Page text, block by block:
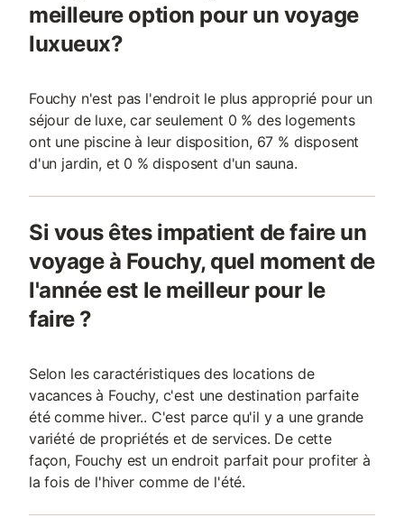
meilleure option pour un voyage
luxueux?
Fouchy n'est pas l'endroit le plus approprié pour un
séjour de luxe, car seulement 0 % des logements
ont une piscine à leur disposition, 67 % disposent
d'un jardin, et 0 % disposent d'un sauna.
Si vous êtes impatient de faire un
voyage à Fouchy, quel moment de
l'année est le meilleur pour le
faire ?
Selon les caractéristiques des locations de
vacances à Fouchy, c'est une destination parfaite
été comme hiver.. C'est parce qu'il y a une grande
variété de propriétés et de services. De cette
façon, Fouchy est un endroit parfait pour profiter à
la fois de l'hiver comme de l'été.